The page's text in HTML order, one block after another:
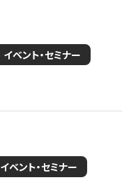
イベント・セミナー
イベント・セミナー